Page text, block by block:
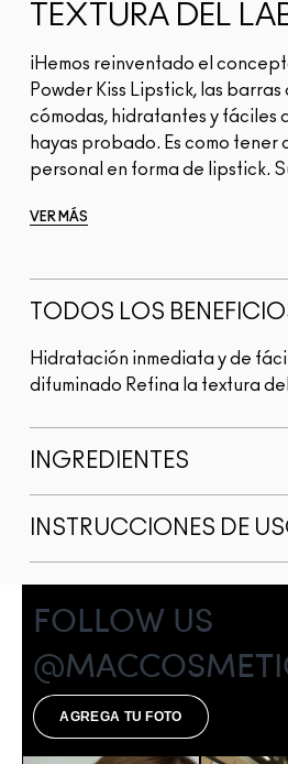
TEXTURA DEL
¡Hemos reinventado el
Powder Kiss Lipstick, las
cómodas, hidratantes y fáciles
hayas probado. Es como tener
personal en forma de lipstick.
VER MÁS
TODOS LOS
Hidratación inmediata y de
difuminado Refina la textura
INGREDIENTES
INSTRUCCIONES DE